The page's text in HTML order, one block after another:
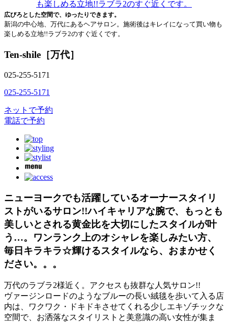
広びろとした空間で、ゆったりできます。
新潟の中心地、万代にあるヘアサロン。施術後はキレイになって買い物も
楽しめる立地!!ラブラ2のすぐ近くです。
Ten-shile［万代］
025-255-5171
025-255-5171
ネットで予約
電話で予約
ニューヨークでも活躍しているオーナースタイリ
ストがいるサロン!!ハイキャリアな腕で、もっとも
美しいとされる黄金比を大切にしたスタイルが叶
う…。ワンランク上のオシャレを楽しみたい方、
毎日キラキラ☆輝けるスタイルなら、おまかせく
ださい。。。
万代のラブラ2様近く。アクセスも抜群な人気サロン!!
ヴァージンロードのようなブルーの長い絨毯を歩いて入る店
内は、ワクワク・ドキドキさせてくれる少しエキゾチックな
空間で、お洒落なスタイリストと美意識の高い女性が集ま